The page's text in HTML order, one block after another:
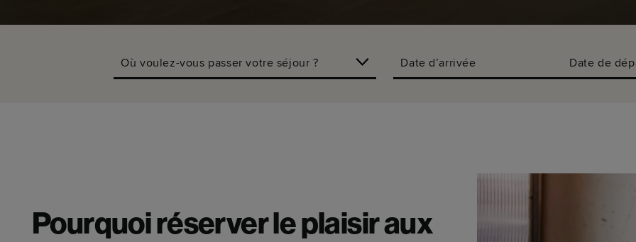
Où voulez-vous passer votre séjour ? Date d’arrivée Date de
Pourquoi réserver le plaisir aux